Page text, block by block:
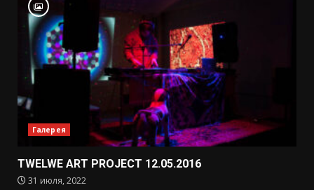
Галерея
TWELWE ART PROJECT 12.05.2016
31 июля, 2022